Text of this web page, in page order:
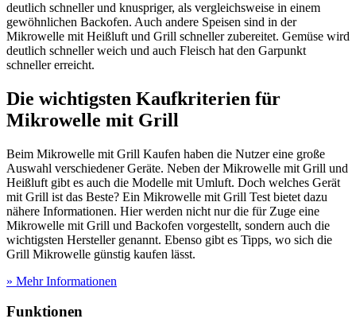
deutlich schneller und knuspriger, als vergleichsweise in einem
gewöhnlichen Backofen. Auch andere Speisen sind in der
Mikrowelle mit Heißluft und Grill schneller zubereitet. Gemüse wird
deutlich schneller weich und auch Fleisch hat den Garpunkt
schneller erreicht.
Die wichtigsten Kaufkriterien für
Mikrowelle mit Grill
Beim Mikrowelle mit Grill Kaufen haben die Nutzer eine große
Auswahl verschiedener Geräte. Neben der Mikrowelle mit Grill und
Heißluft gibt es auch die Modelle mit Umluft. Doch welches Gerät
mit Grill ist das Beste? Ein Mikrowelle mit Grill Test bietet dazu
nähere Informationen. Hier werden nicht nur die für Zuge eine
Mikrowelle mit Grill und Backofen vorgestellt, sondern auch die
wichtigsten Hersteller genannt. Ebenso gibt es Tipps, wo sich die
Grill Mikrowelle günstig kaufen lässt.
» Mehr Informationen
Funktionen